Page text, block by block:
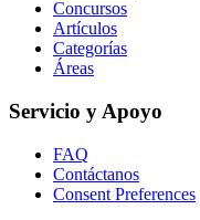
Concursos
Artículos
Categorías
Áreas
Servicio y Apoyo
FAQ
Contáctanos
Consent Preferences